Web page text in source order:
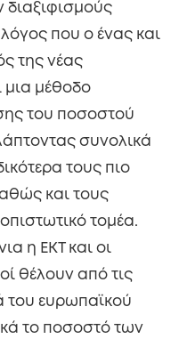
που ο ένας και
της νέας
μια μέθοδο
του ποσοστού
συνολικά
τους πιο
και τους
τομέα.
η ΕΚΤ και οι
θέλουν από τις
του ευρωπαϊκού
το ποσοστό των